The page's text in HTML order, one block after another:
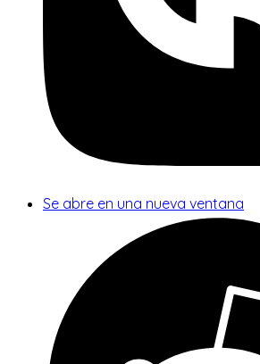
Se abre en una nueva ventana